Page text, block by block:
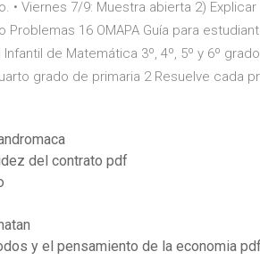
• Viernes 7/9: Muestra abierta 2)
16 OMAPA Guía para
de Matemática 3º, 4º, 5º y 6º
grado de primaria 2 Resuelve cada
del contrato pdf
y el pensamiento de la economia